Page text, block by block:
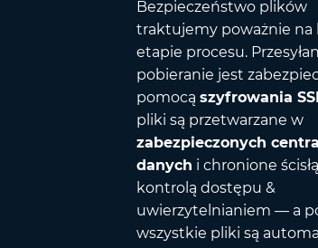
Bezpieczeństwo plików
traktujemy poważnie na
etapie procesu.
pobieranie jest
pomocą szyfrowania
pliki są przetwarzane w
zabezpieczonych
danych i chronione ścisłą
kontrolą dostępu &
uwierzytelnianiem — a
wszystkie pliki są